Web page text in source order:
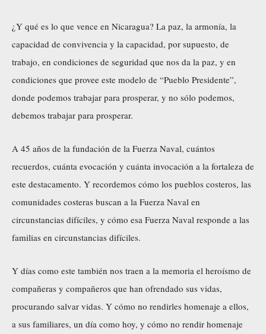
¿Y qué es lo que vence en Nicaragua? La paz, la armonía, la
capacidad de convivencia y la capacidad, por supuesto, de
trabajo, en condiciones de seguridad que nos da la paz, y en
condiciones que provee este modelo de “Pueblo Presidente”,
donde podemos trabajar para prosperar, y no sólo podemos,
debemos trabajar para prosperar.
A 45 años de la fundación de la Fuerza Naval, cuántos
recuerdos, cuánta evocación y cuánta invocación a la fortaleza de
este destacamento. Y recordemos cómo los pueblos costeros, las
comunidades costeras buscan a la Fuerza Naval en
circunstancias difíciles, y cómo esa Fuerza Naval responde a las
familias en circunstancias difíciles.
Y días como este también nos traen a la memoria el heroísmo de
compañeras y compañeros que han ofrendado sus vidas,
procurando salvar vidas. Y cómo no rendirles homenaje a ellos,
a sus familiares, un día como hoy, y cómo no rendir homenaje